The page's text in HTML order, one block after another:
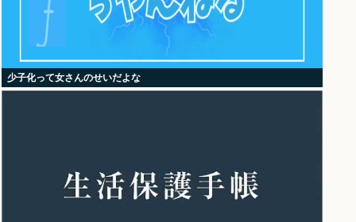
少子化って女さんのせいだよな